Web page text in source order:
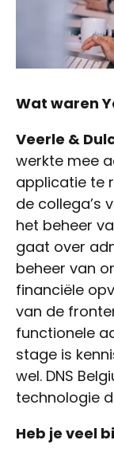
Wat waren
Veerle &
werkte mee
applicatie te
de collega’s
het beheer
gaat over
beheer van
financiële
van de
functionele
stage is
wel. DNS
technologie
Heb je veel